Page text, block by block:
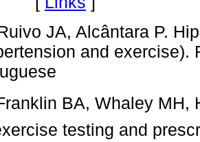
JA, Alcântara P.
and exercise).
BA, Whaley MH,
testing and